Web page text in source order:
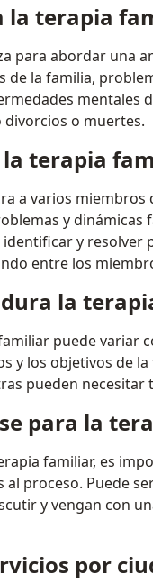
la terapia
para abordar una
la familia,
mentales
divorcios o muertes.
terapia
a varios
y
y
entre los
la
puede variar
y los objetivos de
pueden
para la
familiar, es
proceso. Puede
y vengan con
por